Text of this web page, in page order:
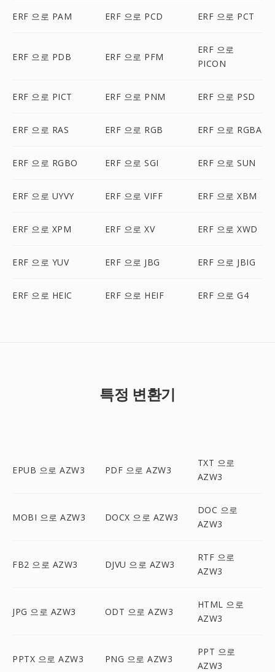
ERF 으로 PAM ERF 으로 PCD ERF 으로 PCT
ERF 으로 PDB ERF 으로 PFM
ERF 으로
PICON
ERF 으로 PICT ERF 으로 PNM ERF 으로 PSD
ERF 으로 RAS ERF 으로 RGB ERF 으로 RGBA
ERF 으로 RGBO ERF 으로 SGI ERF 으로 SUN
ERF 으로 UYVY ERF 으로 VIFF ERF 으로 XBM
ERF 으로 XPM ERF 으로 XV ERF 으로 XWD
ERF 으로 YUV ERF 으로 JBG ERF 으로 JBIG
ERF 으로 HEIC ERF 으로 HEIF ERF 으로 G4
특정 변환기
EPUB 으로 AZW3 PDF 으로 AZW3
TXT 으로
AZW3
MOBI 으로 AZW3 DOCX 으로 AZW3
DOC 으로
AZW3
FB2 으로 AZW3 DJVU 으로 AZW3
RTF 으로
AZW3
JPG 으로 AZW3 ODT 으로 AZW3
HTML 으로
AZW3
PPTX 으로 AZW3 PNG 으로 AZW3
PPT 으로
AZW3